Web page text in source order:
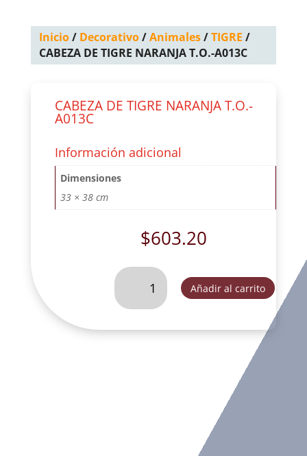
Inicio/ Decorativo/Animales/TIGRE /
CABEZA DE TIGRE NARANJA T.O.-A013C
CABEZA DE TIGRE NARANJA T.O.-
A013C
Información adicional
Dimensiones
33 × 38 cm
$603.20
CABEZA
TIGRE
T.O.-
Añadir al carrito